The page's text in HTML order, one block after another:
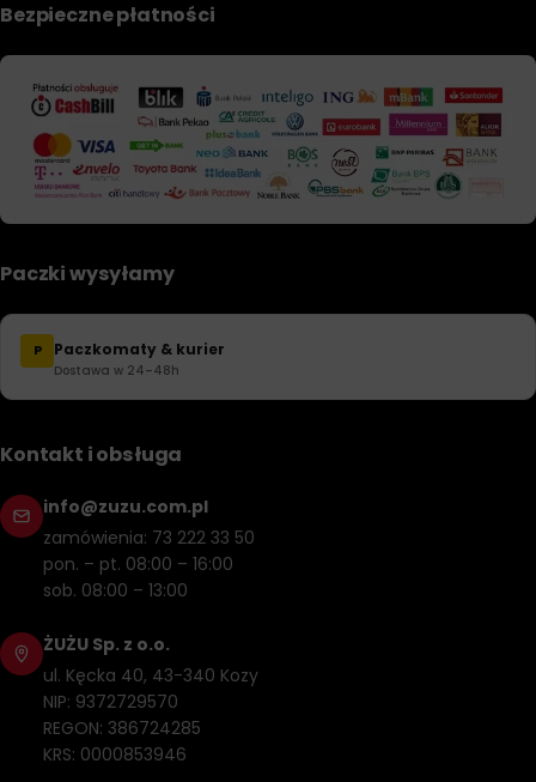
Bezpieczne płatności
Paczki wysyłamy
P Paczkomaty & kurier
Dostawa w 24–48h
Kontakt i obsługa
info@zuzu.com.pl
zamówienia: 73 222 33 50
pon. – pt. 08:00 – 16:00
sob. 08:00 – 13:00
ŻUŻU Sp. z o.o.
ul. Kęcka 40, 43-340 Kozy
NIP: 9372729570
REGON: 386724285
KRS: 0000853946